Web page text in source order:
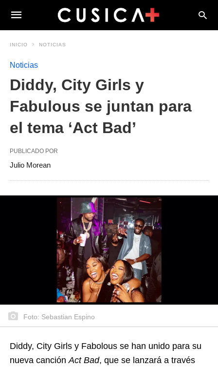
INICIO NOTICIAS
Noticias
Diddy, City Girls y
Fabulous se juntan para
el tema ‘Act Bad’
PUBLICADO POR
Julio Morean
Foto: Sebastian Espino
Diddy, City Girls y Fabolous se han unido para su
nueva canciónAct Bad, que se lanzará a través